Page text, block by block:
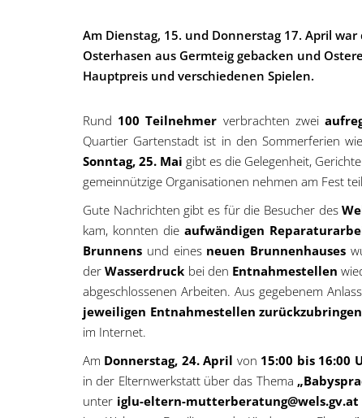
Am Dienstag, 15. und Donnerstag 17. April
Osterhasen aus Germteig gebacken und
Hauptpreis und verschiedenen Spielen.
Rund 100 Teilnehmer verbrachten zwei
Quartier Gartenstadt ist in den Sommerferien
Sonntag, 25. Mai gibt es die Gelegenheit,
gemeinnützige Organisationen nehmen am Fest
Gute Nachrichten gibt es für die Besucher des
kam, konnten dieaufwändigen
Brunnens und eines neuen Brunnenhauses
derWasserdruck bei den Entnahmestellen
abgeschlossenen Arbeiten. Aus gegebenem
jeweiligen Entnahmestellen zurückzubringen
im Internet.
Am Donnerstag, 24. April von 15:00 bis 16:00
in der Elternwerkstatt über das Thema
unter iglu-eltern-mutterberatung@wels.gv.at